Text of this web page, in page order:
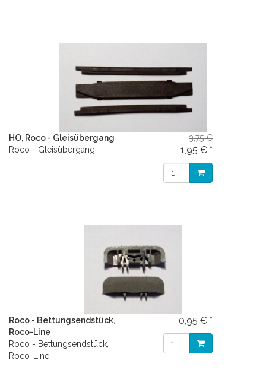
HO, Roco - Gleisübergang
Roco - Gleisübergang
3,75 €
1,95 € *
Roco - Bettungsendstück,
Roco-Line
Roco - Bettungsendstück,
Roco-Line
0,95 € *